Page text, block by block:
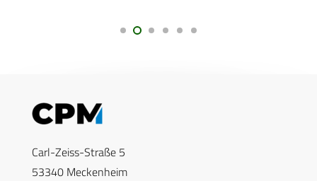
Carl-Zeiss-Straße 5
53340 Meckenheim